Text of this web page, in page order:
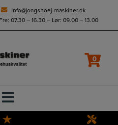
info@jongshoej-maskiner.dk
07.30 – 16.30 – Lør: 09.00 – 13.00
0